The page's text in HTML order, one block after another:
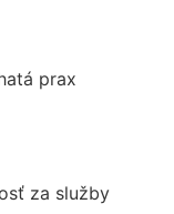
prax
za služby